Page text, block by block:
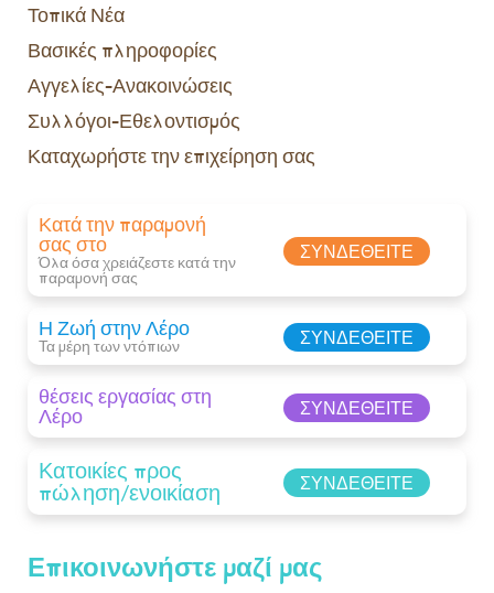
Επικοινωνήστε μαζί μας
Τοπικά Νέα
Βασικές πληροφορίες
Αγγελίες-Ανακοινώσεις
Συλλόγοι-Εθελοντισμός
Καταχωρήστε την επιχείρηση σας
Κατά την παραμονή
σας στο
Όλα όσα χρειάζεστε κατά την
παραμονή σας​
ΣΥΝΔΕΘΕΊΤΕ
Η Ζωή στην Λέρο
Τα μέρη των ντόπιων ΣΥΝΔΕΘΕΊΤΕ
θέσεις εργασίας στη
Λέρο ΣΥΝΔΕΘΕΊΤΕ
Κατοικίες προς
πώληση/ενοικίαση ΣΥΝΔΕΘΕΊΤΕ